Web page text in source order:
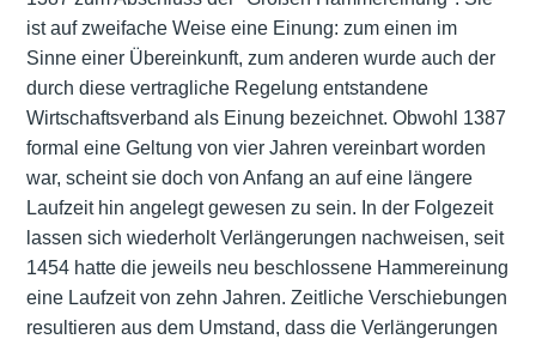
ist auf zweifache Weise eine Einung: zum einen im
Sinne einer Übereinkunft, zum anderen wurde auch der
durch diese vertragliche Regelung entstandene
Wirtschaftsverband als Einung bezeichnet. Obwohl 1387
formal eine Geltung von vier Jahren vereinbart worden
war, scheint sie doch von Anfang an auf eine längere
Laufzeit hin angelegt gewesen zu sein. In der Folgezeit
lassen sich wiederholt Verlängerungen nachweisen, seit
1454 hatte die jeweils neu beschlossene Hammereinung
eine Laufzeit von zehn Jahren. Zeitliche Verschiebungen
resultieren aus dem Umstand, dass die Verlängerungen